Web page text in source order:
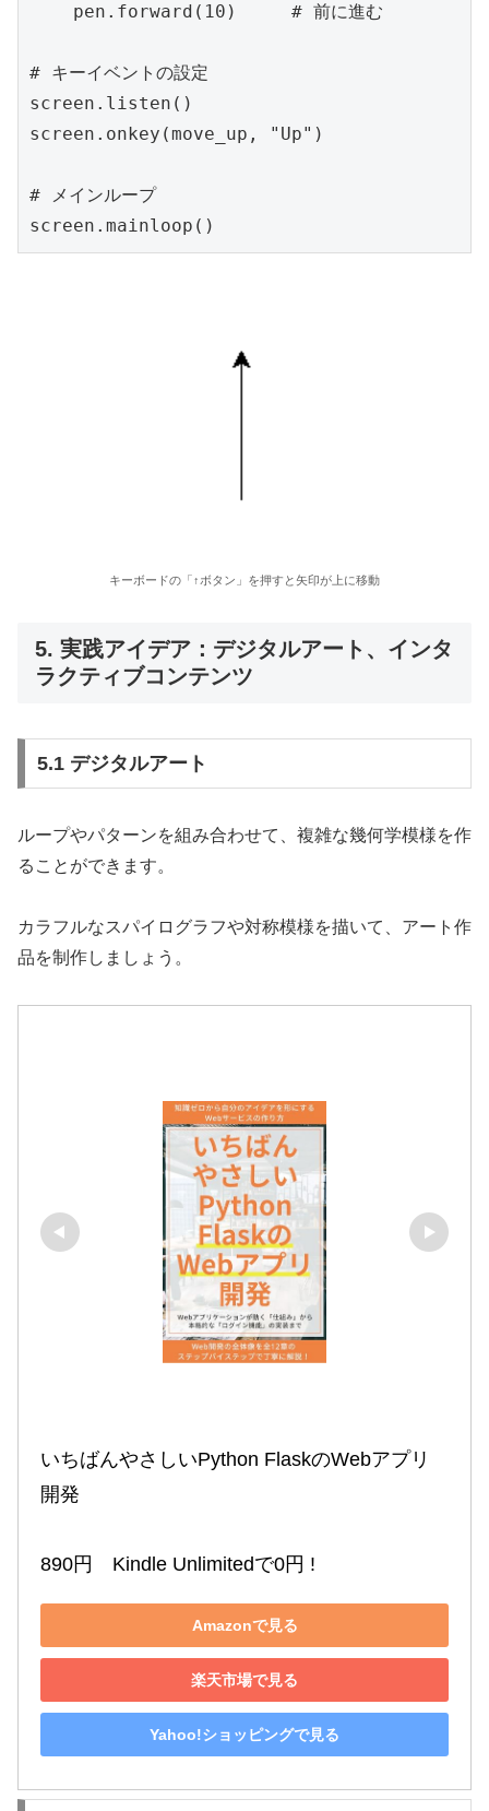
    pen.forward(10)     # 前に進む
# キーイベントの設定
screen.listen()
screen.onkey(move_up, "Up")
# メインループ
screen.mainloop()
キーボードの「↑ボタン」を押すと矢印が上に移動
5. 実践アイデア：デジタルアート、インタ
ラクティブコンテンツ
5.1 デジタルアート
ループやパターンを組み合わせて、複雑な幾何学模様を作
ることができます。
カラフルなスパイログラフや対称模様を描いて、アート作
品を制作しましょう。
いちばんやさしいPython FlaskのWebアプリ
開発
890円　Kindle Unlimitedで0円 !
Amazonで見る
楽天市場で見る
Yahoo!ショッピングで見る